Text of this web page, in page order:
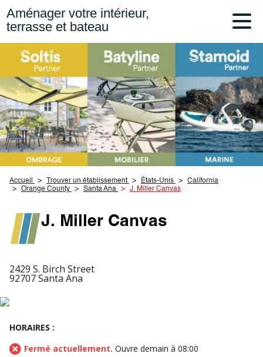
Aménager votre intérieur,
terrasse et bateau
Accueil Trouver un établissement États-Unis
California
Orange County
Santa Ana J. Miller Canvas
J. Miller Canvas
2429 S. Birch Street
92707 Santa Ana
HORAIRES :
Fermé actuellement. Ouvre demain à 08:00